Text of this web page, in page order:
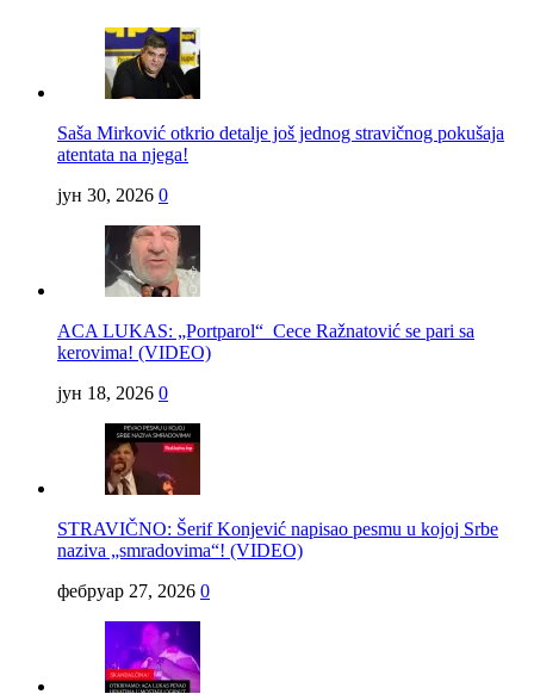
Saša Mirković otkrio detalje još jednog stravičnog pokušaja
atentata na njega!
јун 30, 2026 0
ACA LUKAS: „Portparol“ Cece Ražnatović se pari sa
kerovima! (VIDEO)
јун 18, 2026 0
STRAVIČNO: Šerif Konjević napisao pesmu u kojoj Srbe
naziva „smradovima“! (VIDEO)
фебруар 27, 2026 0